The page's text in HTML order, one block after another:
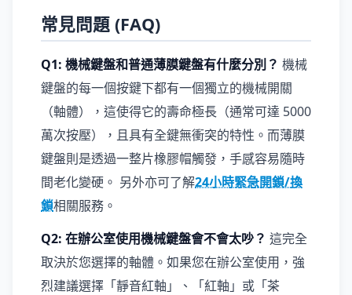
常見問題 (FAQ)
Q1: 機械鍵盤和普通薄膜鍵盤有什麼分別？ 機械
鍵盤的每一個按鍵下都有一個獨立的機械開關
（軸體），這使得它的壽命極長（通常可達 5000
萬次按壓），且具有全鍵無衝突的特性。而薄膜
鍵盤則是透過一整片橡膠帽觸發，手感容易隨時
間老化變硬。 另外亦可了解24小時緊急開鎖/換
鎖相關服務。
Q2: 在辦公室使用機械鍵盤會不會太吵？ 這完全
取決於您選擇的軸體。如果您在辦公室使用，強
烈建議選擇「靜音紅軸」、「紅軸」或「茶